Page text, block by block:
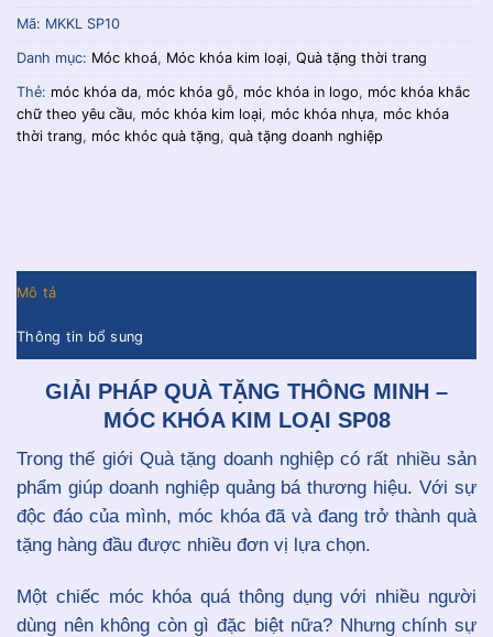
Mã: MKKL SP10
Danh mục: Móc khoá, Móc khóa kim loại, Quà tặng thời trang
Thẻ: móc khóa da, móc khóa gỗ, móc khóa in logo, móc khóa khắc
chữ theo yêu cầu, móc khóa kim loại, móc khóa nhựa, móc khóa
thời trang, móc khóc quà tặng, quà tặng doanh nghiệp
Mô tả
Thông tin bổ sung
GIẢI PHÁP QUÀ TẶNG THÔNG MINH –
MÓC KHÓA KIM LOẠI SP08
Trong thế giới Quà tặng doanh nghiệp có rất nhiều sản
phẩm giúp doanh nghiệp quảng bá thương hiệu. Với sự
độc đáo của mình, móc khóa đã và đang trở thành quà
tặng hàng đầu được nhiều đơn vị lựa chọn.
Một chiếc móc khóa quá thông dụng với nhiều người
dùng nên không còn gì đặc biệt nữa? Nhưng chính sự